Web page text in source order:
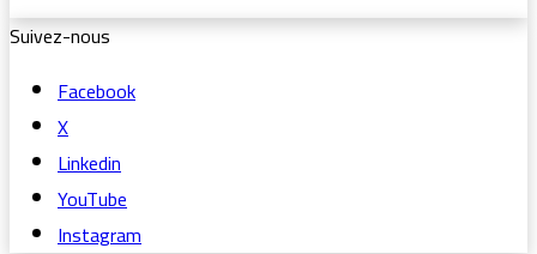
Suivez-nous
Facebook
X
Linkedin
YouTube
Instagram